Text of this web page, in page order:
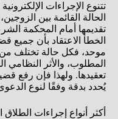
تتنوع الإجراءات
الحالة القائمة بين
تقديمها أمام المحكمة
الخطأ الاعتقاد بأن جميع
موحد، فكل حالة تختلف من
المطلوب، والأثر النظامي
تعقيدها. ولهذا فإن رفع
يُحدد بدقة وفقًا لنوع
أكثر أنواع إجراءات